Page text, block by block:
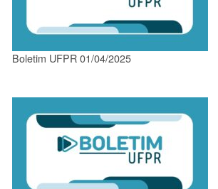
Boletim UFPR 01/04/2025